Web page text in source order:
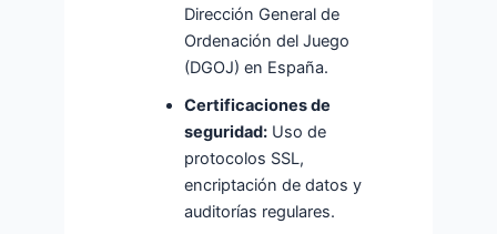
Dirección General de
Ordenación del Juego
(DGOJ) en España.
Certificaciones de
seguridad:Uso de
protocolos SSL,
encriptación de datos y
auditorías regulares.